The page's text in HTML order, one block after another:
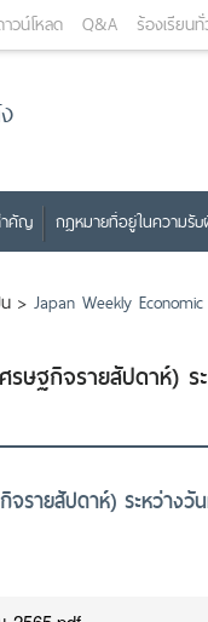
วน์โหลด Q&A ร้องเรียนทั่
ำคัญ กฎหมายที่อยู่ในความรั
> Japan Weekly
รษฐกิจรายสัปดาห์) ร
จรายสัปดาห์) ระหว่าง